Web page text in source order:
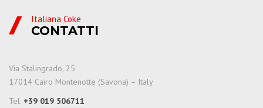
Italiana Coke
CONTATTI
Via Stalingrado, 25
17014 Cairo Montenotte (Savona) – Italy
Tel. +39 019 506711